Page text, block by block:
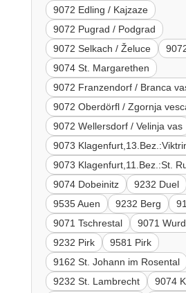
9072 Edling / Kajzaze
9072 Pugrad / Podgrad
9072 Selkach / Želuce
9074 St. Margarethen
9072 Franzendorf / Branca
9072 Oberdörfl / Zgornja
9072 Wellersdorf / Velinja vas
9073
9073 Klagenfurt,11.Bez.:St.
9074 Dobeinitz
9232 Duel
9535 Auen
9232 Berg
9071 Tschrestal
9071
9232 Pirk
9581 Pirk
9162 St. Johann im Rosental
9232 St. Lambrecht
9074